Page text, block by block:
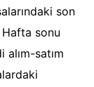
son
sonu
satım